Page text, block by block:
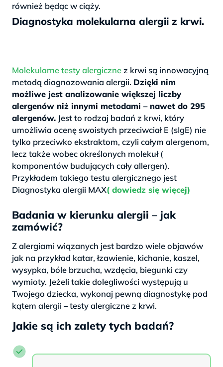
również będąc w ciąży.
Diagnostyka molekularna alergii z krwi.
Molekularne testy alergicznez krwi są innowacyjną
metodą diagnozowania alergii. Dzięki nim
możliwe jest analizowanie większej liczby
alergenów niż innymi metodami – nawet do 295
alergenów. Jest to rodzaj badań z krwi, który
umożliwia ocenę swoistych przeciwciał E (sIgE) nie
tylko przeciwko ekstraktom, czyli całym alergenom,
lecz także wobec określonych molekuł (
komponentów budujących cały allergen).
Przykładem takiego testu alergicznego jest
Diagnostyka alergii MAX( dowiedz się więcej)
Badania w kierunku alergii – jak
zamówić?
Z alergiami wiązanych jest bardzo wiele objawów
jak na przykład katar, łzawienie, kichanie, kaszel,
wysypka, bóle brzucha, wzdęcia, biegunki czy
wymioty. Jeżeli takie dolegliwości występują u
Twojego dziecka, wykonaj pewną diagnostykę pod
kątem alergii – testy alergiczne z krwi.
Jakie są ich zalety tych badań?